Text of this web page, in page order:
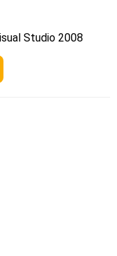
Studio 2008